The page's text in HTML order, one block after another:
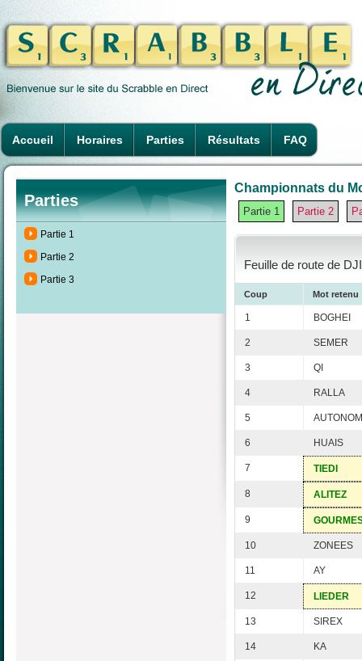
Accueil Horaires Parties Résultats FAQ
Parties
Partie 1
Partie 2
Partie 3
Championnats du
Partie 1 Partie 2
Feuille de route de
Coup Mot retenu
1 BOGHEI
2 SEMER
3 QI
4 RALLA
5
6 HUAIS
7 TIEDI
8 ALITEZ
9
10 ZONEES
11 AY
12 LIEDER
13 SIREX
14 KA